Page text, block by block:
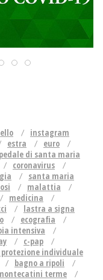
instagram
estra
euro
di santa maria
coronavirus
santa maria
malattia
medicina
lastra a signa
ecografia
intensiva
c-pap
individuale
bagno a ripoli
terme